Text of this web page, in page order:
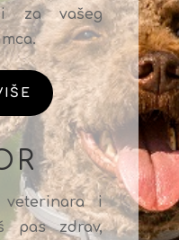
za vašeg
veterinara i
pas zdrav,